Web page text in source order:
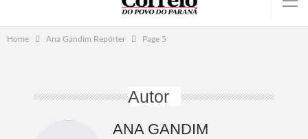
Home Ana Gandim Repórter Page 5
Autor
ANA GANDIM